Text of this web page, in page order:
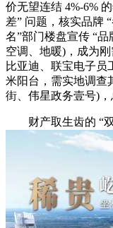
价无望连结 4%-6%
差” 问题，核实品牌
名”部门楼盘宣传 “
空调、地暖)，成为刚
比亚迪、联宝电子员
米阳台，需实地调查
街、伟星政务壹号)，
财产取生齿的 “双